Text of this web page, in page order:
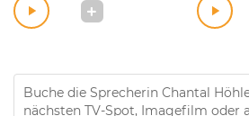
Buche die Sprecherin Chantal
nächsten TV-Spot, Imagefilm oder